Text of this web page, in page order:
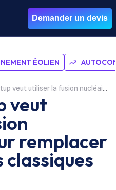
Demander un devis
ÉOLIEN
la fusion nucléaire pour remplacer les réacteurs classiques français
veut
remplacer
classiques